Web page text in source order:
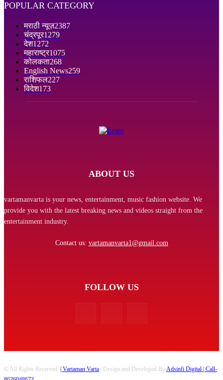
POPULAR CATEGORY
मराठी न्यूज़2387
चंद्रपूर1279
देश1272
महाराष्ट्र1075
कोलकता268
English News259
राशिफल227
विदेश173
ABOUT US
vartamanvarta is your news, entertainment, music fashion website. We
provide you with the latest breaking news and videos straight from the
entertainment industry.
Contact us: vartamanvarta1@gmail.com
FOLLOW US
© All Rights Reserved. | Vartaman Varta | Design and Developed ByAdsinfi Digital | Call-